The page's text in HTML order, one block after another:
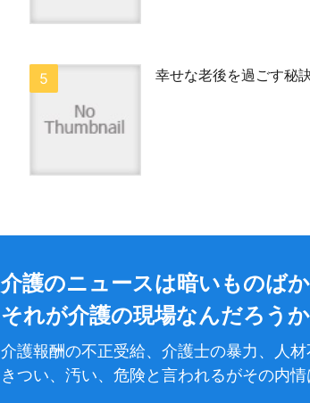
幸せな老後を過ごす秘
介護のニュースは暗いものばか
それが介護の現場なんだろう
介護報酬の不正受給、介護士の暴力、人材
きつい、汚い、危険と言われるがその内